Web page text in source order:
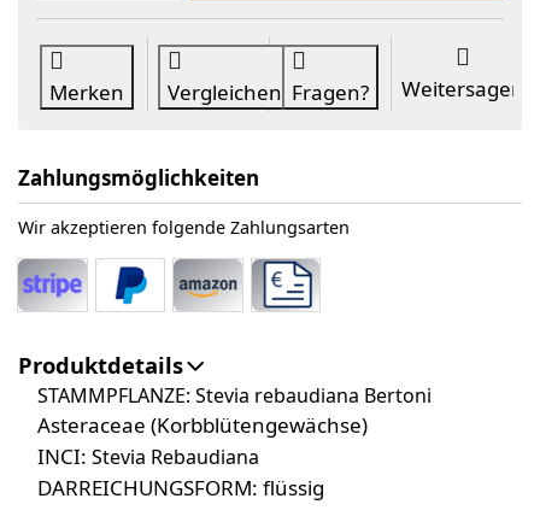
Merken Vergleichen Fragen? Weitersagen
Zahlungsmöglichkeiten
Wir akzeptieren folgende Zahlungsarten
Produktdetails
STAMMPFLANZE: Stevia rebaudiana Bertoni
Asteraceae (Korbblütengewächse)
INCI: Stevia Rebaudiana
DARREICHUNGSFORM: flüssig